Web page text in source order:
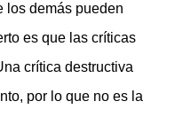
los demás pueden
es que las críticas
crítica destructiva
por lo que no es la